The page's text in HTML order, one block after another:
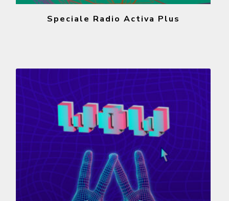
Speciale Radio Activa Plus